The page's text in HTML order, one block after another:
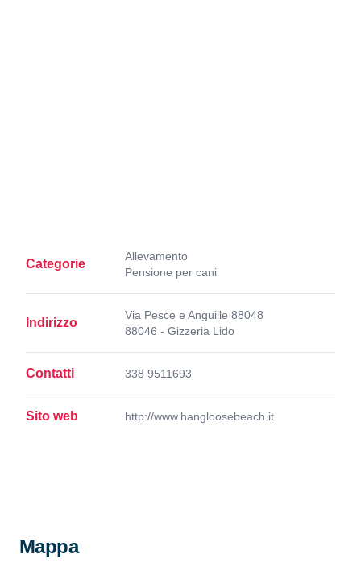
Categorie
Allevamento
Pensione per cani
Indirizzo
Via Pesce e Anguille 88048
88046 - Gizzeria Lido
Contatti 338 9511693
Sito web http://www.hangloosebeach.it
Mappa